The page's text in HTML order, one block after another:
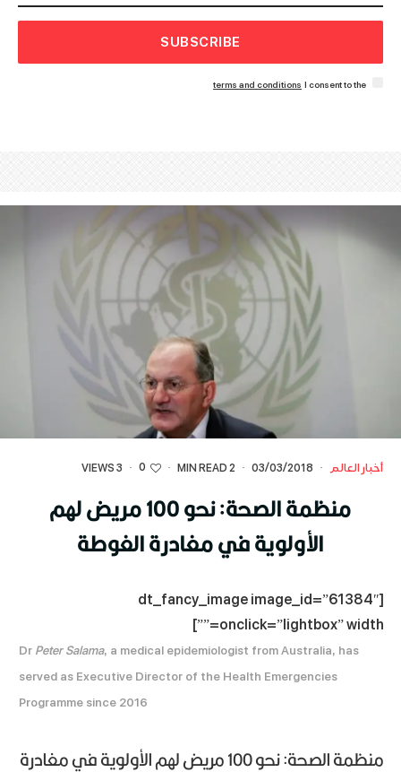
SUBSCRIBE
I consent to the
terms and conditions
أخبار العالم ·
03/03/2018
·
2 MIN READ
·
0
·
3 VIEWS
منظمة الصحة: نحو 100 مريض لهم
الأولوية في مغادرة الغوطة
[dt_fancy_image image_id=”61384″
onclick=”lightbox” width=””]
Dr Peter Salama, a medical epidemiologist from Australia, has
served as Executive Director of the Health Emergencies
Programme since 2016
منظمة الصحة: نحو 100 مريض لهم الأولوية في مغادرة